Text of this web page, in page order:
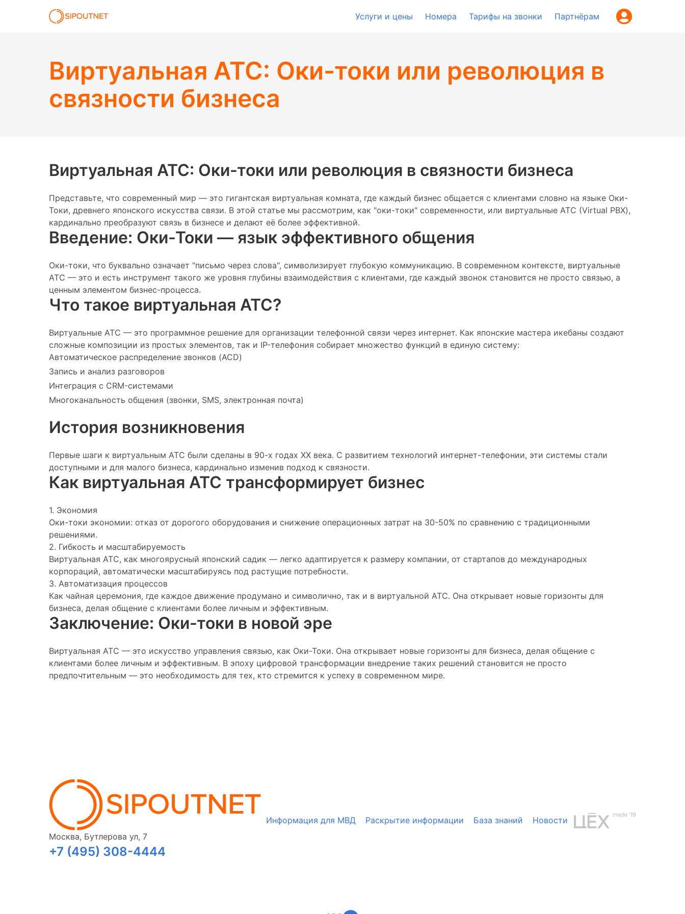
Услуги и цены Номера Тарифы на звонки Партнёрам
Виртуальная АТС: Оки-токи или революция в
связности бизнеса
Виртуальная АТС: Оки-токи или революция в связности бизнеса
Представьте, что современный мир — это гигантская виртуальная комната, где каждый бизнес общается с клиентами словно на языке Оки-
Токи, древнего японского искусства связи. В этой статье мы рассмотрим, как "оки-токи" современности, или виртуальные АТС (Virtual PBX),
кардинально преобразуют связь в бизнесе и делают её более эффективной.
Введение: Оки-Токи — язык эффективного общения
Оки-токи, что буквально означает "письмо через слова", символизирует глубокую коммуникацию. В современном контексте, виртуальные
АТС — это и есть инструмент такого же уровня глубины взаимодействия с клиентами, где каждый звонок становится не просто связью, а
ценным элементом бизнес-процесса.
Что такое виртуальная АТС?
Виртуальные АТС — это программное решение для организации телефонной связи через интернет. Как японские мастера икебаны создают
сложные композиции из простых элементов, так и IP-телефония собирает множество функций в единую систему:
Автоматическое распределение звонков (ACD)
Запись и анализ разговоров
Интеграция с CRM-системами
Многоканальность общения (звонки, SMS, электронная почта)
История возникновения
Первые шаги к виртуальным АТС были сделаны в 90-х годах XX века. С развитием технологий интернет-телефонии, эти системы стали
доступными и для малого бизнеса, кардинально изменив подход к связности.
Как виртуальная АТС трансформирует бизнес
1. Экономия
Оки-токи экономии: отказ от дорогого оборудования и снижение операционных затрат на 30-50% по сравнению с традиционными
решениями.
2. Гибкость и масштабируемость
Виртуальная АТС, как многоярусный японский садик — легко адаптируется к размеру компании, от стартапов до международных
корпораций, автоматически масштабируясь под растущие потребности.
3. Автоматизация процессов
Как чайная церемония, где каждое движение продумано и символично, так и в виртуальной АТС. Она открывает новые горизонты для
бизнеса, делая общение с клиентами более личным и эффективным.
Заключение: Оки-токи в новой эре
Виртуальная АТС — это искусство управления связью, как Оки-Токи. Она открывает новые горизонты для бизнеса, делая общение с
клиентами более личным и эффективным. В эпоху цифровой трансформации внедрение таких решений становится не просто
предпочтительным — это необходимость для тех, кто стремится к успеху в современном мире.
Москва, Бутлерова ул, 7
+7 (495) 308-4444
Информация для МВД Раскрытие информации База знаний Новости